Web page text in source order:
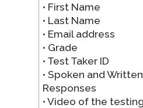
• First Name
• Last Name
• Email address
• Grade
• Test Taker ID
• Spoken and Written
Responses
• Video of the